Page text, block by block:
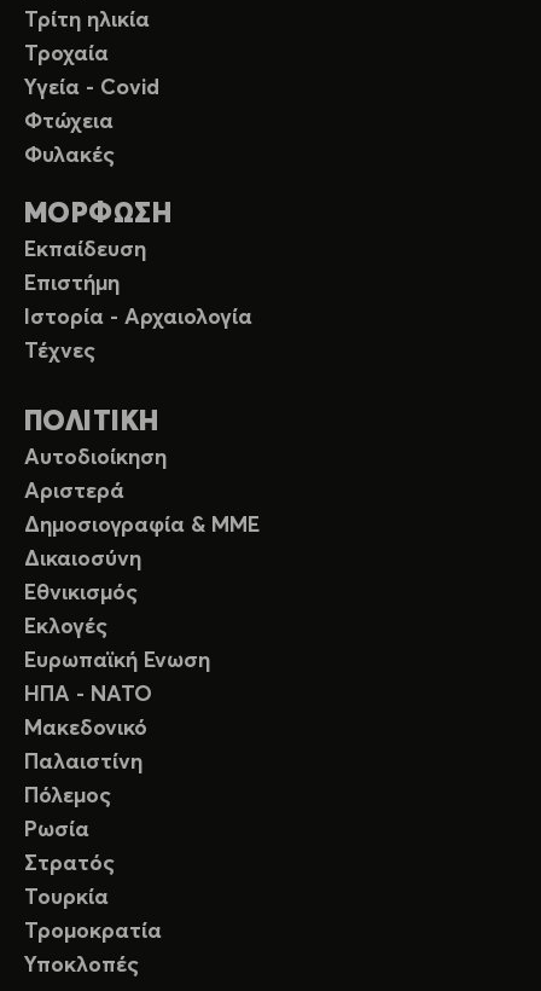
Τρίτη ηλικία
Τροχαία
Υγεία - Covid
Φτώχεια
Φυλακές
ΜΟΡΦΩΣΗ
Εκπαίδευση
Επιστήμη
Ιστορία - Αρχαιολογία
Τέχνες
ΠΟΛΙΤΙΚΗ
Αυτοδιοίκηση
Αριστερά
Δημοσιογραφία & ΜΜΕ
Δικαιοσύνη
Εθνικισμός
Εκλογές
Ευρωπαϊκή Ενωση
ΗΠΑ - ΝΑΤΟ
Μακεδονικό
Παλαιστίνη
Πόλεμος
Ρωσία
Στρατός
Τουρκία
Τρομοκρατία
Υποκλοπές